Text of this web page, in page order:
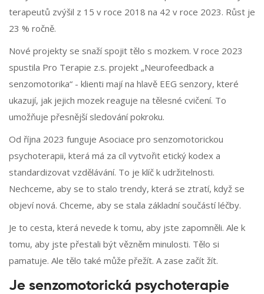
terapeutů zvýšil z 15 v roce 2018 na 42 v roce 2023. Růst je
23 % ročně.
Nové projekty se snaží spojit tělo s mozkem. V roce 2023
spustila Pro Terapie z.s. projekt „Neurofeedback a
senzomotorika“ - klienti mají na hlavě EEG senzory, které
ukazují, jak jejich mozek reaguje na tělesné cvičení. To
umožňuje přesnější sledování pokroku.
Od října 2023 funguje Asociace pro senzomotorickou
psychoterapii, která má za cíl vytvořit etický kodex a
standardizovat vzdělávání. To je klíč k udržitelnosti.
Nechceme, aby se to stalo trendy, která se ztratí, když se
objeví nová. Chceme, aby se stala základní součástí léčby.
Je to cesta, která nevede k tomu, aby jste zapomněli. Ale k
tomu, aby jste přestali být vězněm minulosti. Tělo si
pamatuje. Ale tělo také může přežít. A zase začít žít.
Je senzomotorická psychoterapie